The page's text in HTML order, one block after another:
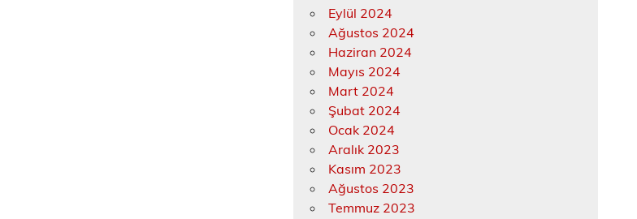
Eylül 2024
Ağustos 2024
Haziran 2024
Mayıs 2024
Mart 2024
Şubat 2024
Ocak 2024
Aralık 2023
Kasım 2023
Ağustos 2023
Temmuz 2023